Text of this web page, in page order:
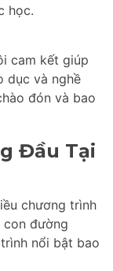
học.
cam kết giúp
dục và nghề
đón và bao
Đầu Tại
chương trình
con đường
nổi bật bao